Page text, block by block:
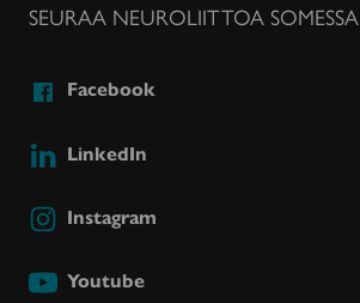
SEURAA NEUROLIITTOA SOMESSA
Facebook
LinkedIn
Instagram
Youtube